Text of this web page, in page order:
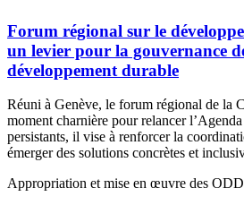
Forum régional sur le
un levier pour la gouvernance
développement durable
Réuni à Genève, le forum régional de la
moment charnière pour relancer
persistants, il vise à renforcer la
émerger des solutions concrètes et
Appropriation et mise en œuvre des ODD